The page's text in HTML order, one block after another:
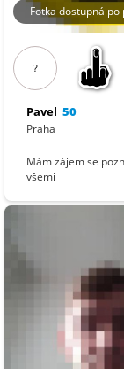
Fotka dostupná
?
Pavel 50
Praha
Mám zájem se
všemi